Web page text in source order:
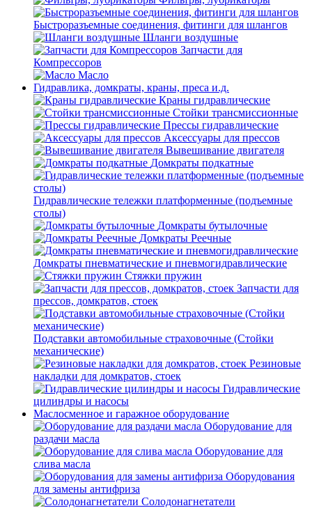
Быстроразъемные соединения, фитинги для шлангов
Шланги воздушные
Запчасти для
Компрессоров
Масло
Гидравлика, домкраты, краны, преса и.д.
Краны гидравлические
Стойки трансмиссионные
Прессы гидравлические
Аксессуары для прессов
Вывешивание двигателя
Домкраты подкатные
Гидравлические тележки платформенные (подъемные
столы)
Домкраты бутылочные
Домкраты Реечные
Домкраты пневматические и пневмогидравлические
Стяжки пружин
Запчасти для
прессов, домкратов, стоек
Подставки автомобильные страховочные (Стойки
механические)
Резиновые
накладки для домкратов, стоек
Гидравлические
цилиндры и насосы
Маслосменное и гаражное оборудование
Оборудование для
раздачи масла
Оборудование для
слива масла
Оборудования
для замены антифриза
Солодонагнетатели